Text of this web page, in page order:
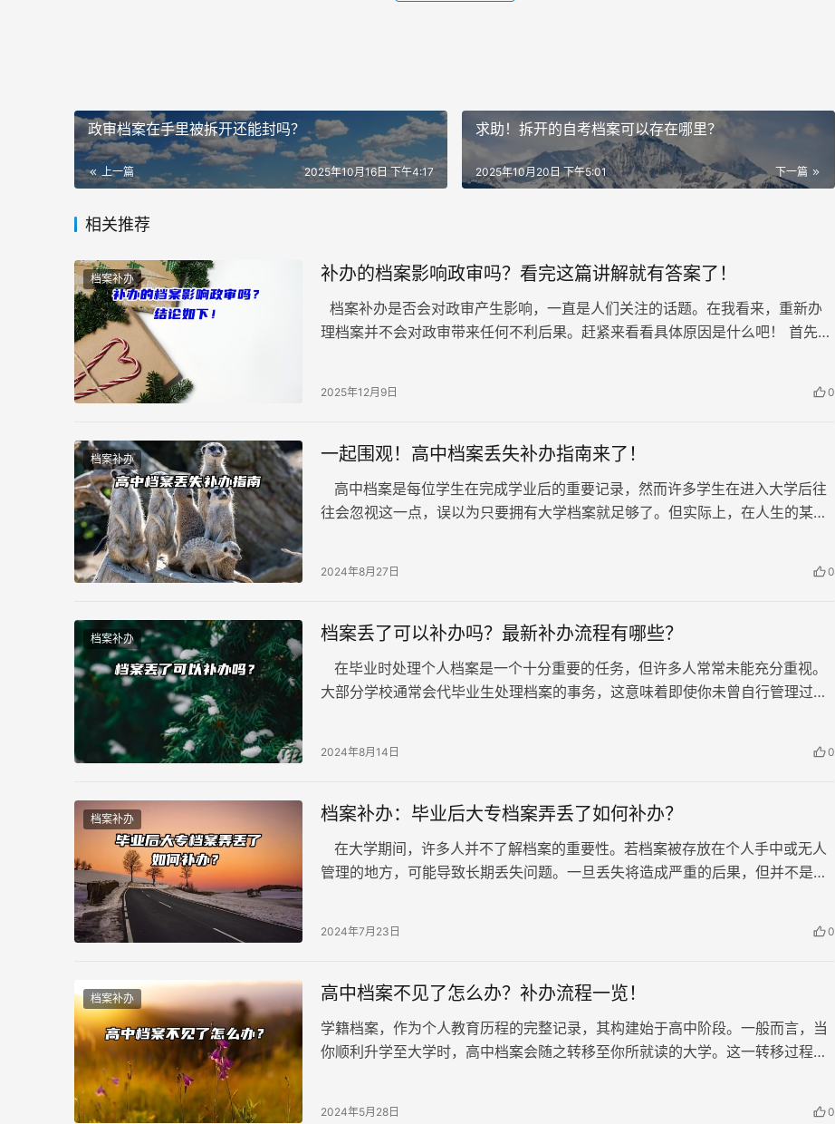
政审档案在手里被拆开还能封吗？
上一篇 2025年10月16日 下午4:17
求助！拆开的自考档案可以存在哪里？
下一篇
2025年10月20日 下午5:01
相关推荐
档案补办 补办的档案影响政审吗？看完这篇讲解就有答案了！
档案补办是否会对政审产生影响，一直是人们关注的话题。在我看来，重新办
理档案并不会对政审带来任何不利后果。赶紧来看看具体原因是什么吧！ 首先，
2025年12月9日 0
档案补办 一起围观！高中档案丢失补办指南来了！
高中档案是每位学生在完成学业后的重要记录，然而许多学生在进入大学后往
往会忽视这一点，误以为只要拥有大学档案就足够了。但实际上，在人生的某些
2024年8月27日 0
档案补办 档案丢了可以补办吗？最新补办流程有哪些？
在毕业时处理个人档案是一个十分重要的任务，但许多人常常未能充分重视。
大部分学校通常会代毕业生处理档案的事务，这意味着即使你未曾自行管理过档
2024年8月14日 0
档案补办 档案补办：毕业后大专档案弄丢了如何补办？
在大学期间，许多人并不了解档案的重要性。若档案被存放在个人手中或无人
管理的地方，可能导致长期丢失问题。一旦丢失将造成严重的后果，但并不是无
2024年7月23日 0
档案补办 高中档案不见了怎么办？补办流程一览！
学籍档案，作为个人教育历程的完整记录，其构建始于高中阶段。一般而言，当
你顺利升学至大学时，高中档案会随之转移至你所就读的大学。这一转移过程，
2024年5月28日 0